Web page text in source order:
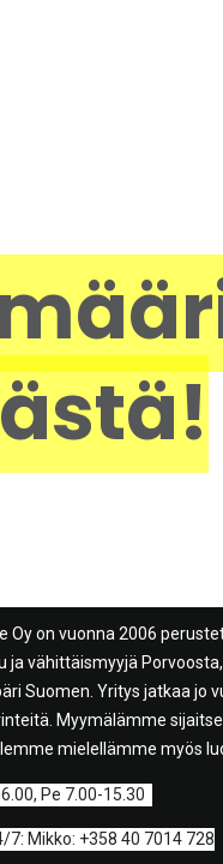
Oy on vuonna 2006
ja vähittäismyyjä
Suomen. Yritys jatkaa jo
Myymälämme
mielellämme myös
Pe 7.00-15.30
Mikko: +358 40 7014 728